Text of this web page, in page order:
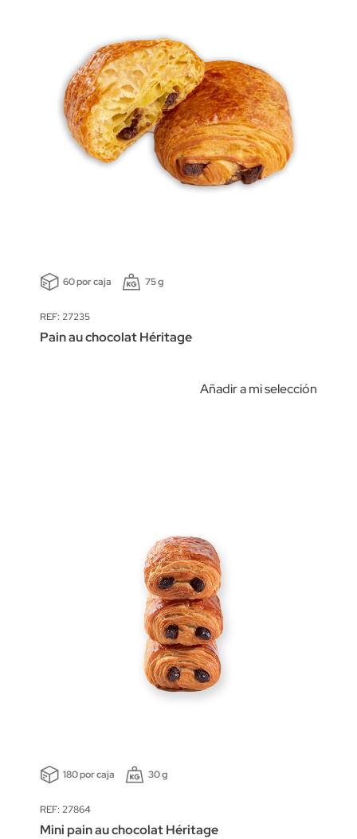
60 por caja 75 g
REF: 27235
Pain au chocolat Héritage
Añadir a mi selección
180 por caja 30 g
REF: 27864
Mini pain au chocolat Héritage